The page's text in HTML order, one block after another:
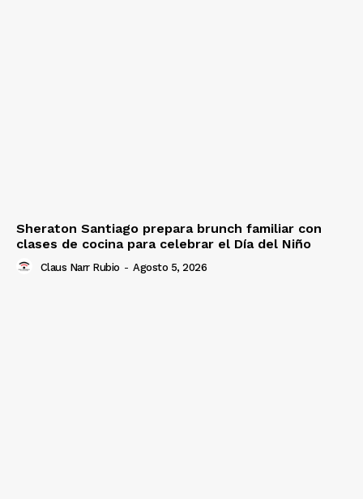
Sheraton Santiago prepara brunch familiar con
clases de cocina para celebrar el Día del Niño
Claus Narr Rubio - Agosto 5, 2026